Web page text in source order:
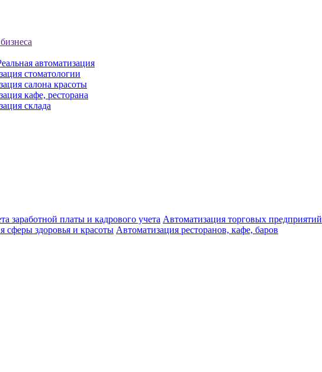
автоматизация
стоматологии
салона красоты
кафе, ресторана
склада
заработной платы и кадрового учета Автоматизация торговых предприятий
сферы здоровья и красоты Автоматизация ресторанов, кафе, баров